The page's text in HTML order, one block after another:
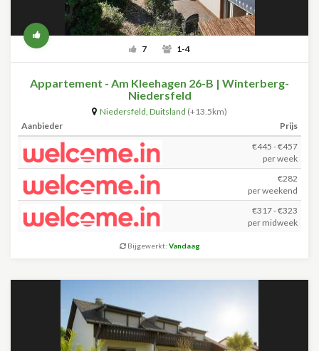
7 1-4
Appartement - Am Kleehagen 26-B | Winterberg-
Niedersfeld
Niedersfeld, Duitsland (+13.5km)
Aanbieder
Prijs
€445 - €457
per week
€282
per weekend
€317 - €323
per midweek
Bijgewerkt: Vandaag